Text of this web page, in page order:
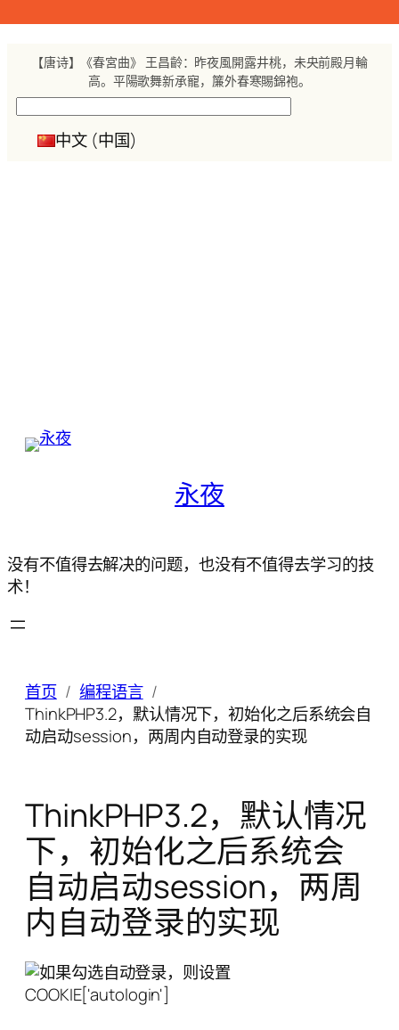
【唐诗】《春宮曲》 王昌齡：昨夜風開露井桃，未央前殿月輪
高。平陽歌舞新承寵，簾外春寒賜錦袍。
中文 (中国)
永夜
没有不值得去解决的问题，也没有不值得去学习的技
术！
首页
编程语言
ThinkPHP3.2，默认情况下，初始化之后系统会自
动启动session，两周内自动登录的实现
ThinkPHP3.2，默认情况
下，初始化之后系统会
自动启动session，两周
内自动登录的实现